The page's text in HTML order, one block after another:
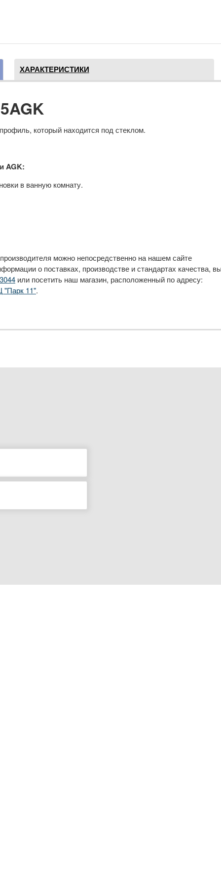
ХАРАКТЕРИСТИКИ
который находится под стеклом.
AGK:
в ванную комнату.
можно непосредственно на нашем сайте
о поставках, производстве и стандартах качества,
или посетить наш магазин, расположенный по адресу:
"Парк 11".